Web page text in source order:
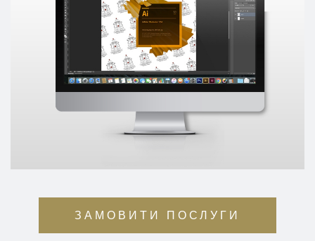
ЗАМОВИТИ ПОСЛУГИ